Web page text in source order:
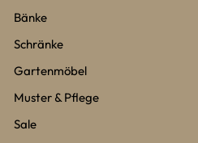
Bänke
Schränke
Gartenmöbel
Muster & Pflege
Sale